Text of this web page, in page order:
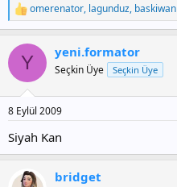
T
e
k
l
omerenator, lagunduz, baskiwan
Y yeni.formator
Seçkin Üye Seçkin Üye
8 Eylül 2009
Siyah Kan
bridget